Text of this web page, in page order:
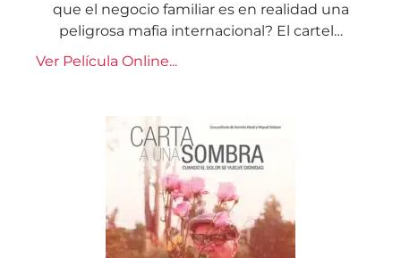
que el negocio familiar es en realidad una
peligrosa mafia internacional? El cartel…
Ver Película Online...